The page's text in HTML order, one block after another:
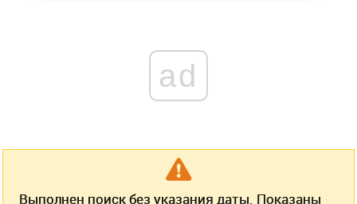
ad
Выполнен поиск без указания даты. Показаны